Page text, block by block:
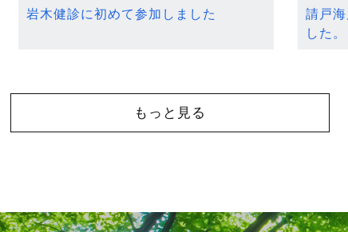
岩木健診に初めて参加しました
請戸
した。
もっと見る